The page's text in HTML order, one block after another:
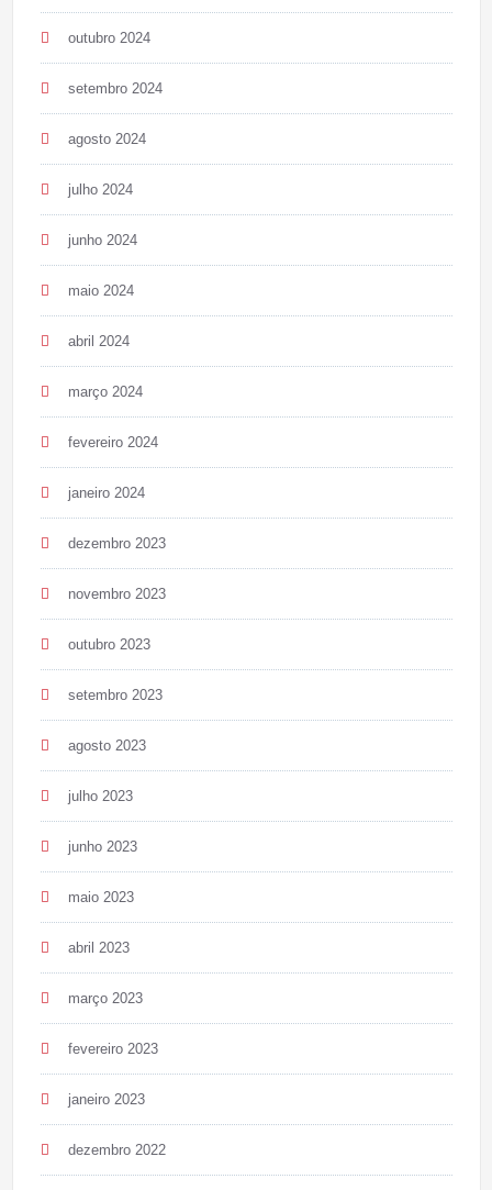
outubro 2024
setembro 2024
agosto 2024
julho 2024
junho 2024
maio 2024
abril 2024
março 2024
fevereiro 2024
janeiro 2024
dezembro 2023
novembro 2023
outubro 2023
setembro 2023
agosto 2023
julho 2023
junho 2023
maio 2023
abril 2023
março 2023
fevereiro 2023
janeiro 2023
dezembro 2022